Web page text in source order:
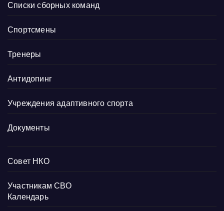
Списки сборных команд
Спортсмены
Тренеры
Антидопинг
Учреждения адаптивного спорта
Документы
Совет НКО
Участникам СВО
Календарь